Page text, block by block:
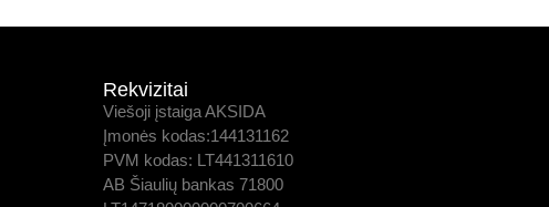
Rekvizitai
Viešoji įstaiga AKSIDA
Įmonės kodas:144131162
PVM kodas: LT441311610
AB Šiaulių bankas 71800